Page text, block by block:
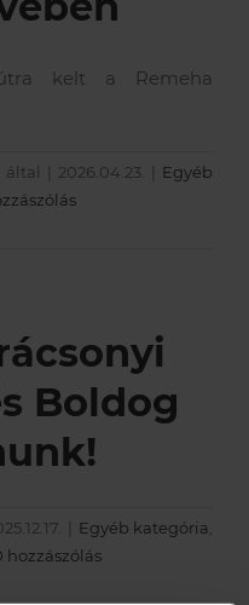
kelt a Remeha
2026.04.23.
Egyéb
Boldog
Egyéb kategória
hozzászólás